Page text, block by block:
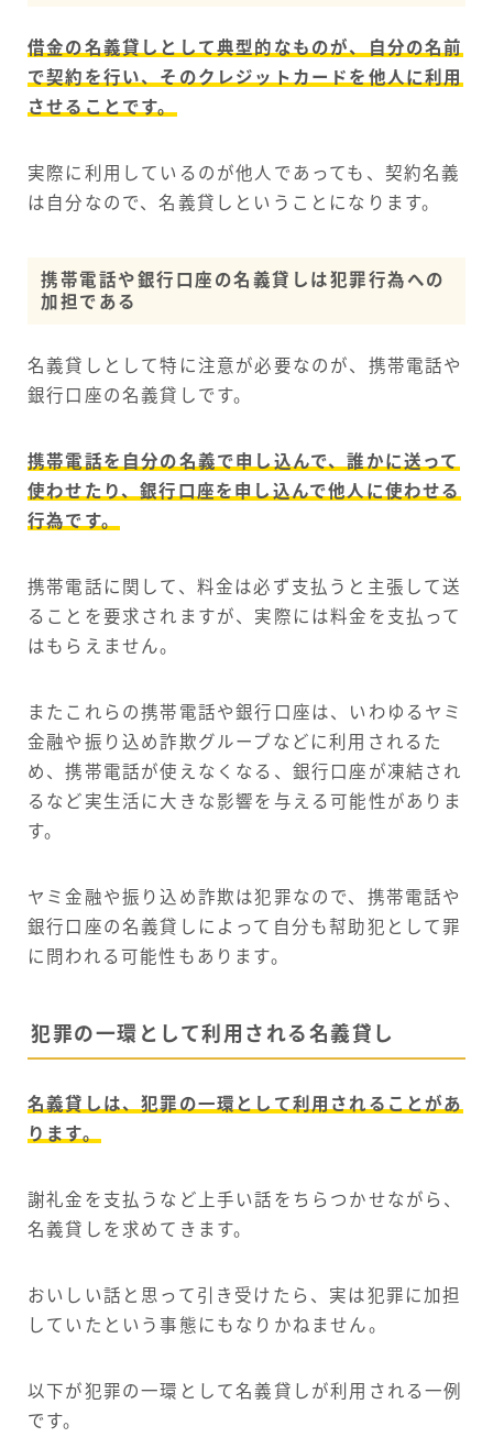
借金の名義貸しとして典型的なものが、自分の名前
で契約を行い、そのクレジットカードを他人に利用
させることです。
実際に利用しているのが他人であっても、契約名義
は自分なので、名義貸しということになります。
携帯電話や銀行口座の名義貸しは犯罪行為への
加担である
名義貸しとして特に注意が必要なのが、携帯電話や
銀行口座の名義貸しです。
携帯電話を自分の名義で申し込んで、誰かに送って
使わせたり、銀行口座を申し込んで他人に使わせる
行為です。
携帯電話に関して、料金は必ず支払うと主張して送
ることを要求されますが、実際には料金を支払って
はもらえません。
またこれらの携帯電話や銀行口座は、いわゆるヤミ
金融や振り込め詐欺グループなどに利用されるた
め、携帯電話が使えなくなる、銀行口座が凍結され
るなど実生活に大きな影響を与える可能性がありま
す。
ヤミ金融や振り込め詐欺は犯罪なので、携帯電話や
銀行口座の名義貸しによって自分も幇助犯として罪
に問われる可能性もあります。
犯罪の一環として利用される名義貸し
名義貸しは、犯罪の一環として利用されることがあ
ります。
謝礼金を支払うなど上手い話をちらつかせながら、
名義貸しを求めてきます。
おいしい話と思って引き受けたら、実は犯罪に加担
していたという事態にもなりかねません。
以下が犯罪の一環として名義貸しが利用される一例
です。